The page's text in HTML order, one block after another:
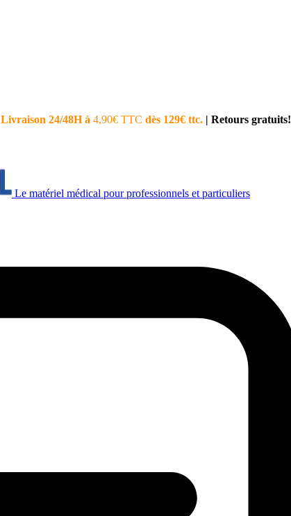
Livraison 24/48H à 4,90€ TTC dès 129€ ttc. | Retours gratuits!
Le matériel médical pour professionnels et particuliers